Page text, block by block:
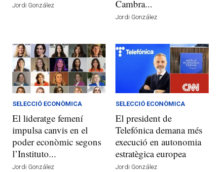
Jordi González
Cambra...
Jordi González
SELECCIÓ ECONÒMICA
El lideratge femení
impulsa canvis en el
poder econòmic segons
l’Instituto...
Jordi González
SELECCIÓ ECONÒMICA
El president de
Telefónica demana més
execució en autonomia
estratègica europea
Jordi González